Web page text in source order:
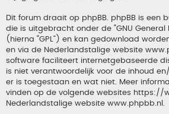
Dit forum draait op phpBB. phpBB is een
die is uitgebracht onder de “GNU General
(hierna “GPL”) en kan gedownload
en via de Nederlandstalige website
software faciliteert internetgebaseerde
is niet verantwoordelijk voor de inhoud
er is toegestaan en wat niet. Meer
vinden op de volgende websites https://
Nederlandstalige website www.phpbb.nl